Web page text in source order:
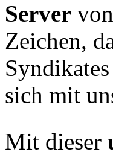
Server
Zeichen,
sich mit
Mit dieser